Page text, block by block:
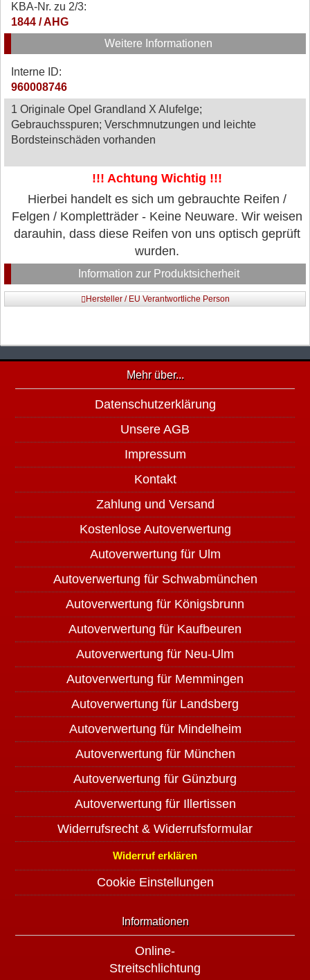
KBA-Nr. zu 2/3:
1844 / AHG
Weitere Informationen
Interne ID:
960008746
1 Originale Opel Grandland X Alufelge;
Gebrauchsspuren; Verschmnutzungen und leichte
Bordsteinschäden vorhanden
!!! Achtung Wichtig !!!
Hierbei handelt es sich um gebrauchte Reifen /
Felgen / Kompletträder - Keine Neuware. Wir weisen
darauhin, dass diese Reifen von uns optisch geprüft
wurden.
Information zur Produktsicherheit
Hersteller / EU Verantwortliche Person
Mehr über...
Datenschutzerklärung
Unsere AGB
Impressum
Kontakt
Zahlung und Versand
Kostenlose Autoverwertung
Autoverwertung für Ulm
Autoverwertung für Schwabmünchen
Autoverwertung für Königsbrunn
Autoverwertung für Kaufbeuren
Autoverwertung für Neu-Ulm
Autoverwertung für Memmingen
Autoverwertung für Landsberg
Autoverwertung für Mindelheim
Autoverwertung für München
Autoverwertung für Günzburg
Autoverwertung für Illertissen
Widerrufsrecht & Widerrufsformular
Widerruf erklären
Cookie Einstellungen
Informationen
Online-
Streitschlichtung